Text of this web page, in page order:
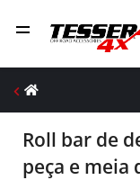
Roll bar de
peça e meia